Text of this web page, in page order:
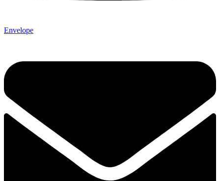
Envelope